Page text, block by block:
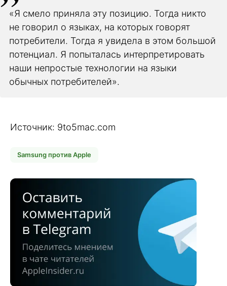
«Я смело приняла эту позицию. Тогда никто
не говорил о языках, на которых говорят
потребители. Тогда я увидела в этом большой
потенциал. Я попыталась интерпретировать
наши непростые технологии на языки
обычных потребителей».
Источник: 9to5mac.com
Samsung против Apple